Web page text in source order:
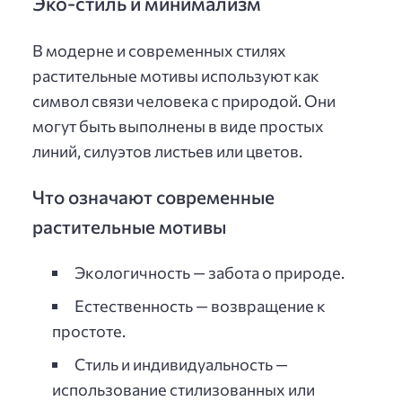
В модерне и современных стилях
растительные мотивы используют как
символ связи человека с природой. Они
могут быть выполнены в виде простых
линий, силуэтов листьев или цветов.
Что означают современные
растительные мотивы
Экологичность — забота о природе.
Естественность — возвращение к
простоте.
Стиль и индивидуальность —
использование стилизованных или